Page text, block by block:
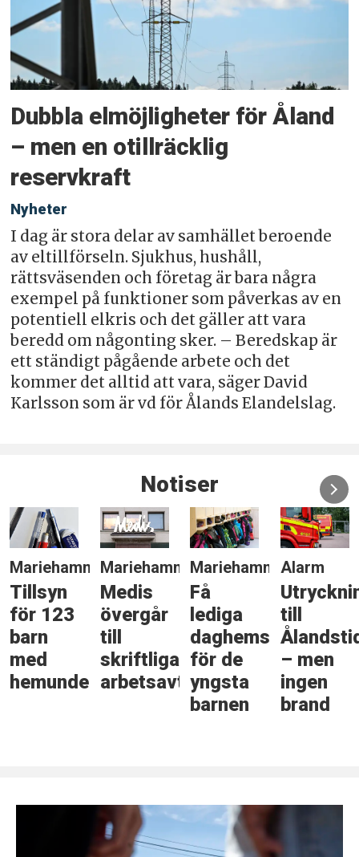
Dubbla elmöjligheter för Åland
– men en otillräcklig
reservkraft
Nyheter
I dag är stora delar av samhället beroende
av eltillförseln. Sjukhus, hushåll,
rättsväsenden och företag är bara några
exempel på funktioner som påverkas av en
potentiell elkris och det gäller att vara
beredd om någonting sker. – Beredskap är
ett ständigt pågående arbete och det
kommer det alltid att vara, säger David
Karlsson som är vd för Ålands Elandelslag.
Notiser
Mariehamn
Tillsyn
för 123
barn
med
hemundervisning
Mariehamn
Medis
övergår
till
skriftliga
arbetsavtal
Mariehamn
Få
lediga
daghemsplatser
för de
yngsta
barnen
Alarm
till
– men
ingen
brand